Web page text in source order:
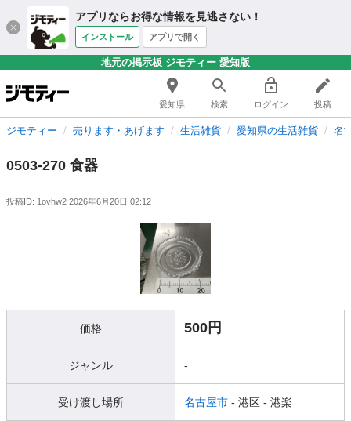
アプリならお得な情報を見逃さない！
インストール アプリで開く
地元の掲示板 ジモティー 愛知版
愛知県 検索 ログイン 投稿
ジモティー 売ります・あげます 生活雑貨 愛知県の生活雑貨 名
0503-270 食器
投稿ID: 1ovhw2 2026年6月20日 02:12
価格 500円
ジャンル -
受け渡し場所 名古屋市 - 港区 - 港楽